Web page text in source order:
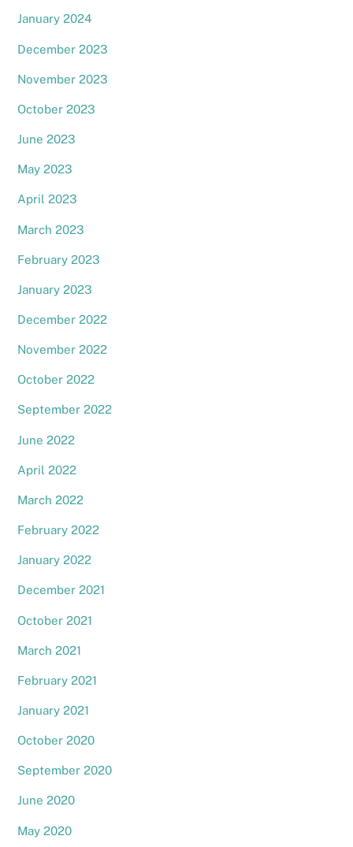
January 2024
December 2023
November 2023
October 2023
June 2023
May 2023
April 2023
March 2023
February 2023
January 2023
December 2022
November 2022
October 2022
September 2022
June 2022
April 2022
March 2022
February 2022
January 2022
December 2021
October 2021
March 2021
February 2021
January 2021
October 2020
September 2020
June 2020
May 2020